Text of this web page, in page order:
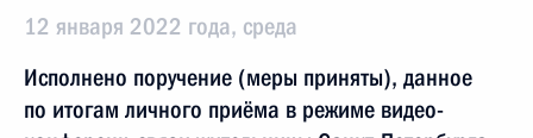
12 января 2022 года, среда
Исполнено поручение (меры приняты), данное
по итогам личного приёма в режиме видео-